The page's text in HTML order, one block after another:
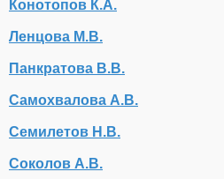
Конотопов К.А.
Ленцова М.В.
Панкратова В.В.
Самохвалова А.В.
Семилетов Н.В.
Соколов А.В.